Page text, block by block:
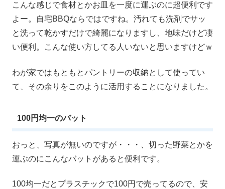
こんな感じで食材とかお皿を一度に運ぶのに超便利です
よー。自宅BBQならではですね。汚れても洗剤でサッ
と洗って乾かすだけで綺麗になりますし、地味だけど凄
い便利。こんな使い方してる人いないと思いますけどｗ
わが家ではもともとパントリーの収納として使ってい
て、その余りをこのように活用することになりました。
100円均一のバット
おっと、写真が無いのですが・・・、切った野菜とかを
運ぶのにこんなバットがあると便利です。
100均一だとプラスチックで100円で売ってるので、安